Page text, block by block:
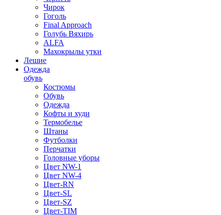
Чирок
Гоголь
Final Approach
Голубь Вяхирь
ALFA
Махокрылы утки
Лешие
Одежда
обувь
Костюмы
Обувь
Одежда
Кофты и худи
Термобелье
Штаны
Футболки
Перчатки
Головные уборы
Цвет NW-1
Цвет NW-4
Цвет-RN
Цвет-SL
Цвет-SZ
Цвет-TIM